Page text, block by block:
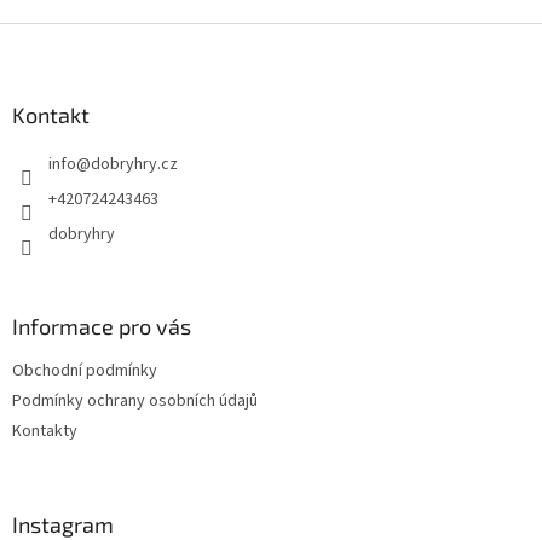
Kontakt
info@dobryhry.cz
+420724243463
dobryhry
Informace pro vás
Obchodní podmínky
Podmínky ochrany osobních údajů
Kontakty
Instagram